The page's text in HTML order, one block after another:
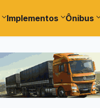
Implementos Ônibus